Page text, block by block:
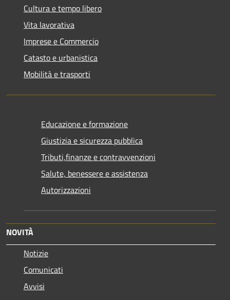
Cultura e tempo libero
Vita lavorativa
Imprese e Commercio
Catasto e urbanistica
Mobilità e trasporti
Educazione e formazione
Giustizia e sicurezza pubblica
Tributi,finanze e contravvenzioni
Salute, benessere e assistenza
Autorizzazioni
NOVITÀ
Notizie
Comunicati
Avvisi